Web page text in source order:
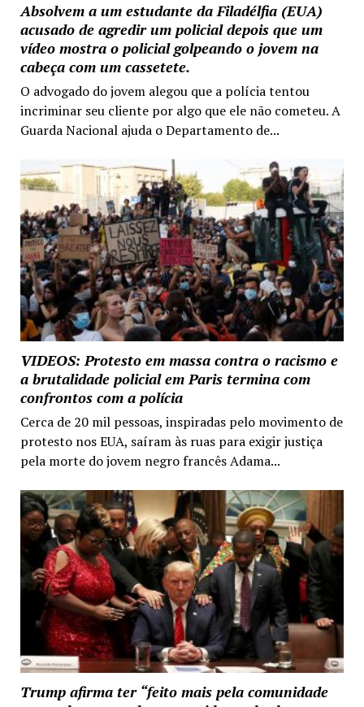
Absolvem a um estudante da Filadélfia (EUA)
acusado de agredir um policial depois que um
vídeo mostra o policial golpeando o jovem na
cabeça com um cassetete.
O advogado do jovem alegou que a polícia tentou
incriminar seu cliente por algo que ele não cometeu. A
Guarda Nacional ajuda o Departamento de...
VIDEOS: Protesto em massa contra o racismo e
a brutalidade policial em Paris termina com
confrontos com a polícia
Cerca de 20 mil pessoas, inspiradas pelo movimento de
protesto nos EUA, saíram às ruas para exigir justiça
pela morte do jovem negro francês Adama...
Trump afirma ter “feito mais pela comunidade